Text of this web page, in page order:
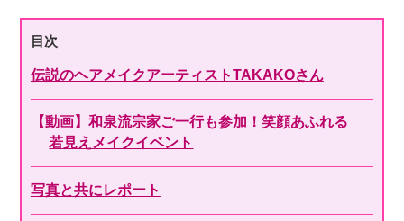
目次
伝説のヘアメイクアーティストTAKAKOさん
【動画】和泉流宗家ご一行も参加！笑顔あふれる
若見えメイクイベント
写真と共にレポート